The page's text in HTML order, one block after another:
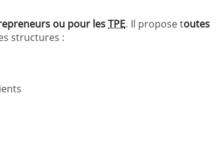
ou pour lesTPE. Il propose toutes
structures :